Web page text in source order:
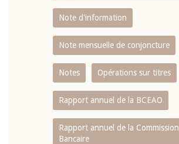
Note d'information
Note mensuelle de conjoncture
Notes Opérations sur titres
Rapport annuel de la BCEAO
Rapport annuel de la Commission
Bancaire